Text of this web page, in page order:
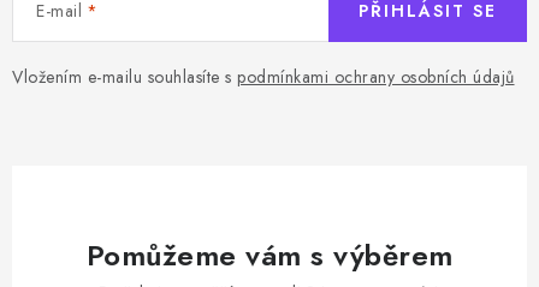
E-mail
Vložením e-mailu souhlasíte s podmínkami ochrany osobních údajů
PŘIHLÁSIT SE
Pomůžeme vám s výběrem